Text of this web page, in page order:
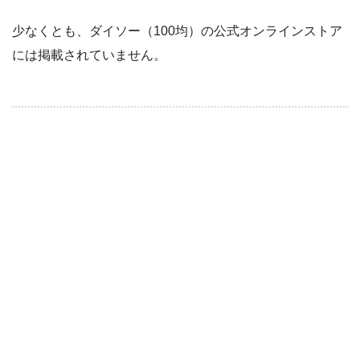
少なくとも、ダイソー（100均）の公式オンラインストア
には掲載されていません。